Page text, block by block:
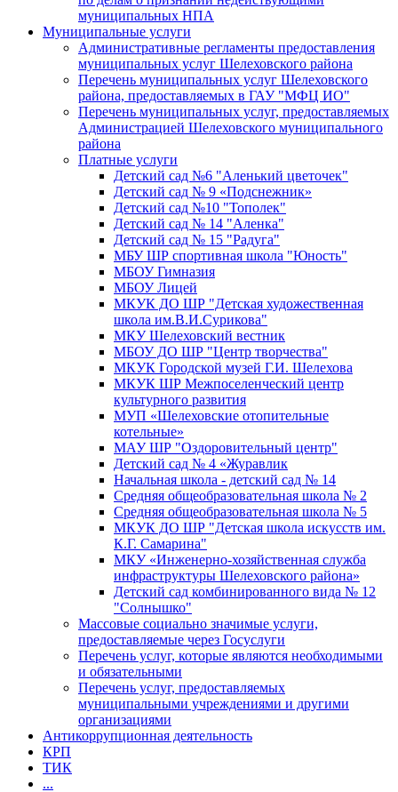
муниципальных НПА
Муниципальные услуги
Административные регламенты предоставления
муниципальных услуг Шелеховского района
Перечень муниципальных услуг Шелеховского
района, предоставляемых в ГАУ "МФЦ ИО"
Перечень муниципальных услуг, предоставляемых
Администрацией Шелеховского муниципального
района
Платные услуги
Детский сад №6 "Аленький цветочек"
Детский сад № 9 «Подснежник»
Детский сад №10 "Тополек"
Детский сад № 14 "Аленка"
Детский сад № 15 "Радуга"
МБУ ШР спортивная школа "Юность"
МБОУ Гимназия
МБОУ Лицей
МКУК ДО ШР "Детская художественная
школа им.В.И.Сурикова"
МКУ Шелеховский вестник
МБОУ ДО ШР "Центр творчества"
МКУК Городской музей Г.И. Шелехова
МКУК ШР Межпоселенческий центр
культурного развития
МУП «Шелеховские отопительные
котельные»
МАУ ШР "Оздоровительный центр"
Детский сад № 4 «Журавлик
Начальная школа - детский сад № 14
Средняя общеобразовательная школа № 2
Средняя общеобразовательная школа № 5
МКУК ДО ШР "Детская школа искусств им.
К.Г. Самарина"
МКУ «Инженерно-хозяйственная служба
инфраструктуры Шелеховского района»
Детский сад комбинированного вида № 12
"Солнышко"
Массовые социально значимые услуги,
предоставляемые через Госуслуги
Перечень услуг, которые являются необходимыми
и обязательными
Перечень услуг, предоставляемых
муниципальными учреждениями и другими
организациями
Антикоррупционная деятельность
КРП
ТИК
...